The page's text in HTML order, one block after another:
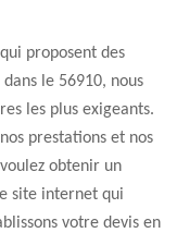
proposent des
le 56910, nous
les plus exigeants.
prestations et nos
obtenir un
site internet qui
votre devis en